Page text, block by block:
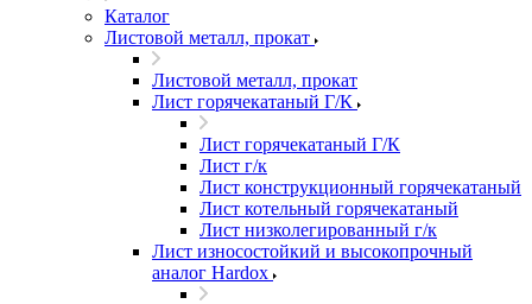
Каталог
Листовой металл, прокат
Листовой металл, прокат
Лист горячекатаный Г/К
Лист горячекатаный Г/К
Лист г/к
Лист конструкционный горячекатаный
Лист котельный горячекатаный
Лист низколегированный г/к
Лист износостойкий и высокопрочный
аналог Hardox